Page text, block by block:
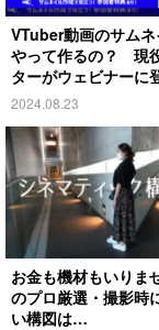
VTuber動画のサムネ
やって作るの？ 現
ターがウェビナーに
2024.08.23
お金も機材もいり
のプロ厳選・撮影時
い構図は…